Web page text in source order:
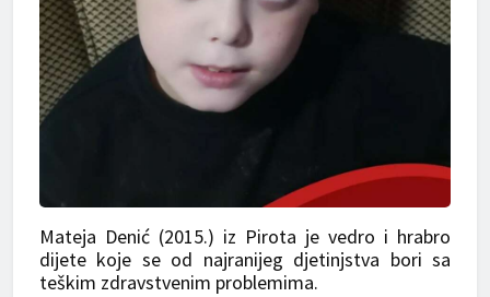
Mateja Denić (2015.) iz Pirota je vedro i hrabro
dijete koje se od najranijeg djetinjstva bori sa
teškim zdravstvenim problemima.